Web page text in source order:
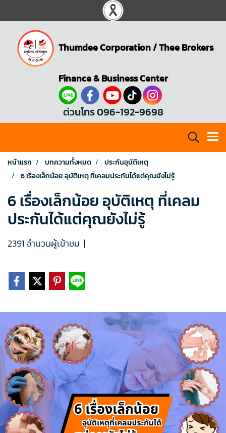
Thumdee Corporation/Thee Brokers
Finance & Business Center
ด่วนโทร 096-192-9698
หน้าแรก บทความทั้งหมด
ประกันอุบัติเหตุ
6 เรื่องเล็กน้อย อุบัติเหตุ ที่เคลมประกันได้แต่คุณยังไม่รู้
6 เรื่องเล็กน้อย อุบัติเหตุ ที่เคลม
ประกันได้แต่คุณยังไม่รู้
2391 จำนวนผู้เข้าชม |